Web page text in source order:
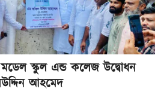
মডেল স্কুল এন্ড কলেজ উদ্বোধন
আহমেদ